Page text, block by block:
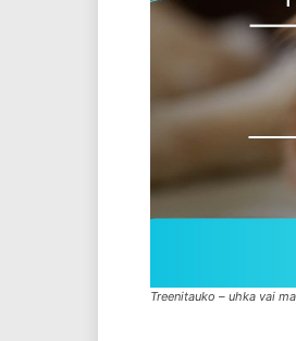
Treenitauko – uhka vai